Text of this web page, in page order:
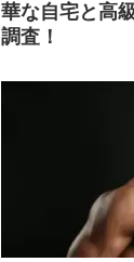
華な自宅と高
調査！